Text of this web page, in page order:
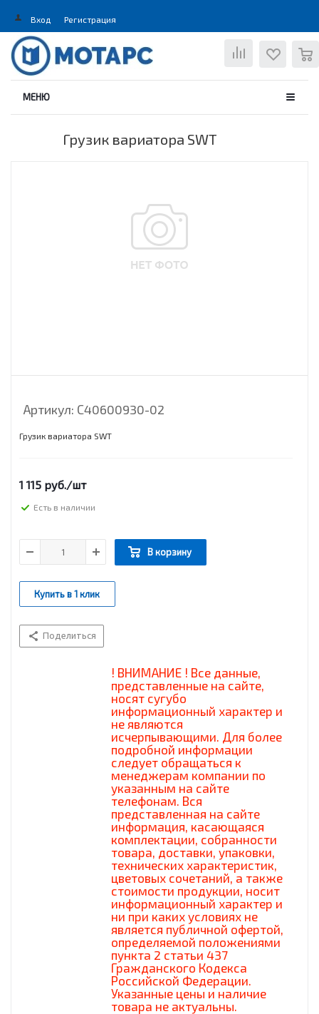
Вход Регистрация
МЕНЮ
Грузик вариатора SWT
Артикул: С40600930-02
Грузик вариатора SWT
1 115 руб./шт
Есть в наличии
В корзину
Купить в 1 клик
Поделиться
! ВНИМАНИЕ ! Все данные,
представленные на сайте,
носят сугубо
информационный характер и
не являются
исчерпывающими. Для более
подробной информации
следует обращаться к
менеджерам компании по
указанным на сайте
телефонам. Вся
представленная на сайте
информация, касающаяся
комплектации, собранности
товара, доставки, упаковки,
технических характеристик,
цветовых сочетаний, а также
стоимости продукции, носит
информационный характер и
ни при каких условиях не
является публичной офертой,
определяемой положениями
пункта 2 статьи 437
Гражданского Кодекса
Российской Федерации.
Указанные цены и наличие
товара не актуальны.